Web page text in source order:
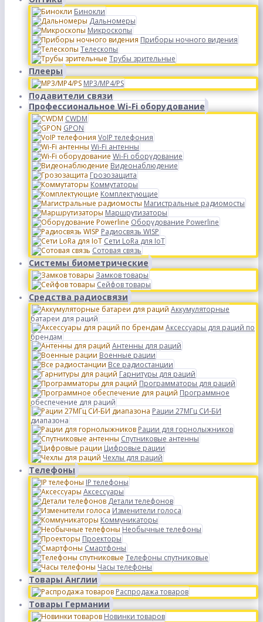
Бинокли
Дальномеры
Микроскопы
Приборы ночного видения
Телескопы
Трубы зрительные
Плееры
MP3/MP4/PS
Подавители связи
Профессиональное Wi-Fi оборудование
CWDM
GPON
VoIP телефония
Wi-Fi антенны
Wi-Fi оборудование
Видеонаблюдение
Грозозащита
Коммутаторы
Комплектующие
Магистральные радиомосты
Маршрутизаторы
Оборудование Powerline
Радиосвязь WISP
Сети LoRa для IoT
Сотовая связь
Системы биометрические
Замков товары
Сейфов товары
Средства радиосвязи
Аккумуляторные
батареи для раций
Аксессуары для раций по
брендам
Антенны для раций
Военные рации
Все радиостанции
Гарнитуры для раций
Программаторы для раций
Программное
обеспечение для раций
Рации 27МГц СИ-БИ
диапазона
Рации для горнолыжников
Спутниковые антенны
Цифровые рации
Чехлы для раций
Телефоны
IP телефоны
Аксессуары
Детали телефонов
Изменители голоса
Коммуникаторы
Необычные телефоны
Проекторы
Смартфоны
Телефоны спутниковые
Часы телефоны
Товары Англии
Распродажа товаров
Товары Германии
Новинки товаров